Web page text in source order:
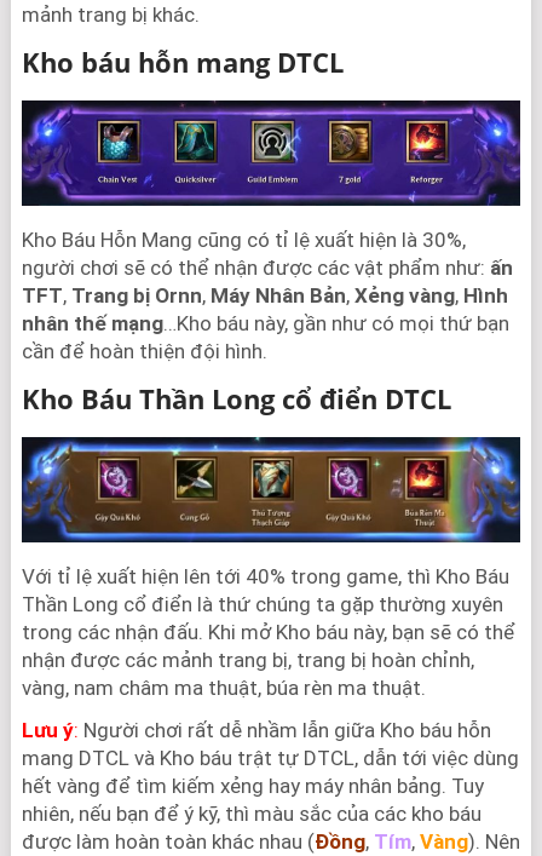
mảnh trang bị khác.
Kho báu hỗn mang DTCL
Kho Báu Hỗn Mang cũng có tỉ lệ xuất hiện là 30%,
người chơi sẽ có thể nhận được các vật phẩm như: ấn
TFT, Trang bị Ornn, Máy Nhân Bản, Xẻng vàng, Hình
nhân thế mạng…Kho báu này, gần như có mọi thứ bạn
cần để hoàn thiện đội hình.
Kho Báu Thần Long cổ điển DTCL
Với tỉ lệ xuất hiện lên tới 40% trong game, thì Kho Báu
Thần Long cổ điển là thứ chúng ta gặp thường xuyên
trong các nhận đấu. Khi mở Kho báu này, bạn sẽ có thể
nhận được các mảnh trang bị, trang bị hoàn chỉnh,
vàng, nam châm ma thuật, búa rèn ma thuật.
Lưu ý: Người chơi rất dễ nhầm lẫn giữa Kho báu hỗn
mang DTCL và Kho báu trật tự DTCL, dẫn tới việc dùng
hết vàng để tìm kiếm xẻng hay máy nhân bảng. Tuy
nhiên, nếu bạn để ý kỹ, thì màu sắc của các kho báu
được làm hoàn toàn khác nhau (Đồng, Tím, Vàng). Nên